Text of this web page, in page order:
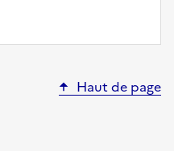
Haut de page